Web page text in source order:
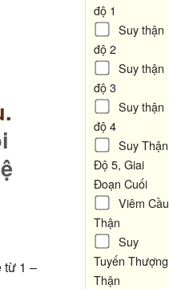
từ 1 –
độ 1
Suy thận
độ 2
Suy thận
độ 3
Suy thận
độ 4
Suy Thận
Độ 5, Giai
Đoạn Cuối
Viêm Cầu
Thận
Suy
Tuyến Thượng
Thận